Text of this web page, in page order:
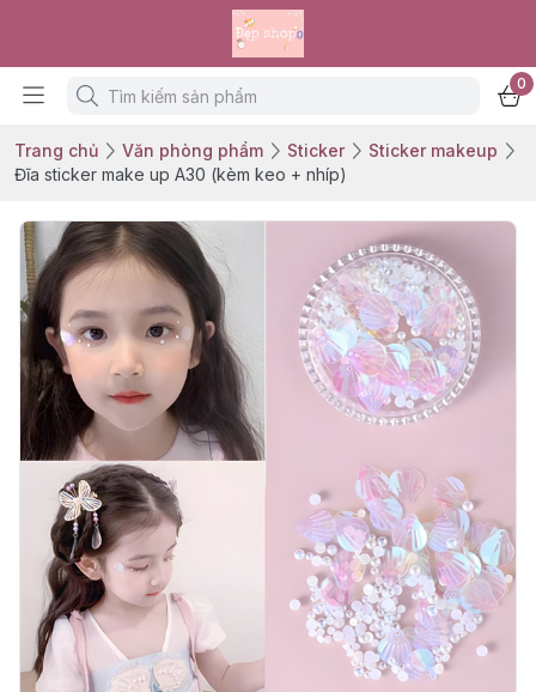
0
Trang chủ Văn phòng phẩm Sticker
Sticker makeup
Đĩa sticker make up A30 (kèm keo + nhíp)